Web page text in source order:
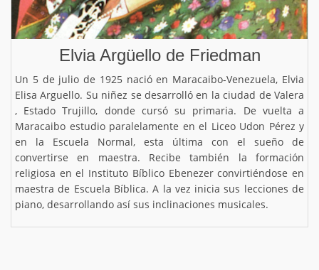
Elvia Argüello de Friedman
Un 5 de julio de 1925 nació en Maracaibo-Venezuela, Elvia
Elisa Arguello. Su niñez se desarrolló en la ciudad de Valera
, Estado Trujillo, donde cursó su primaria. De vuelta a
Maracaibo estudio paralelamente en el Liceo Udon Pérez y
en la Escuela Normal, esta última con el sueño de
convertirse en maestra. Recibe también la formación
religiosa en el Instituto Bíblico Ebenezer convirtiéndose en
maestra de Escuela Bíblica. A la vez inicia sus lecciones de
piano, desarrollando así sus inclinaciones musicales.